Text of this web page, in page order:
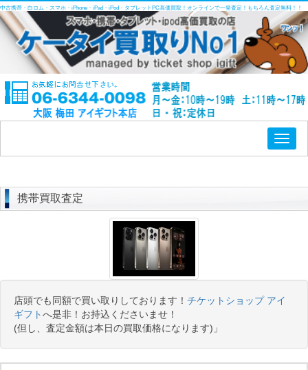
中古携帯・白ロム・スマホ・iPhone・iPad・iPod・タブレットPC高価買取！オンラインで一発査定！もちろん査定無料！！
携帯買取査定
店頭でも同額で買い取りしております！ チケットショップ アイ
ギフトへ是非！お持込くださいませ！
(但し、査定金額は本日の買取価格になります)」